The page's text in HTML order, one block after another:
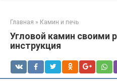
Главная » Камин и печь
Угловой камин своими
инструкция